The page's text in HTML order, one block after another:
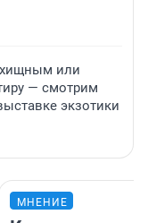
или
— смотрим
экзотики
МНЕНИЕ